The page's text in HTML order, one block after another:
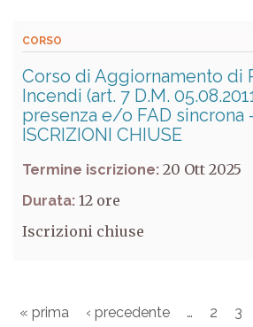
CORSO
Corso di Aggiornamento di
Incendi (art. 7 D.M.
presenza e/o FAD sincrona
ISCRIZIONI CHIUSE
Termine iscrizione: 20 Ott 2025
Durata: 12
Iscrizioni chiuse
« prima ‹ precedente … 2 3